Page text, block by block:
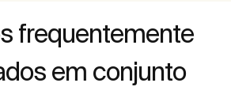
frequentemente
em conjunto